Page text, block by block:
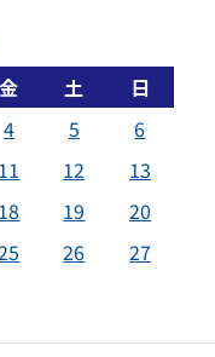
金 土
日
4 5
6
11 12
13
18 19
20
26
27